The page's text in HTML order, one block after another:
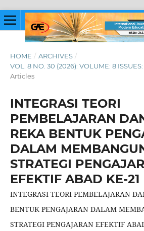
HOME / ARCHIVES /
VOL. 8 NO. 30 (2026): VOLUME: 8
Articles
INTEGRASI TEORI
PEMBELAJARAN
REKA BENTUK
DALAM
STRATEGI
EFEKTIF ABAD KE-21
INTEGRASI TEORI PEMBELAJARAN
BENTUK PENGAJARAN DALAM
STRATEGI PENGAJARAN EFEKTIF